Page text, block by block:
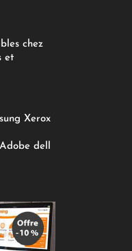
chez
et
Xerox
Adobe dell